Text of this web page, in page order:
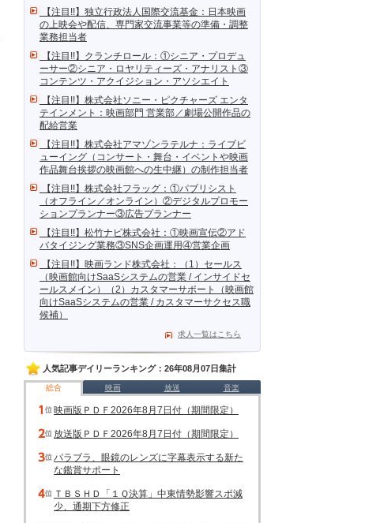
【注目!!】独立行政法人国際交流基金：日本映画
の上映会や配信、専門家交流事業等の準備・調整
業務担当者
【注目!!】クランチロール：①シニア・プロデュ
ーサー②シニア・ロヤリティーズ・アナリスト③
コンテンツ・アクイジション・アソシエイト
【注目!!】株式会社ソニー・ピクチャーズ エンタ
テインメント：映画部門 営業部／劇場公開作品の
配給営業
【注目!!】株式会社アマゾンラテルナ：ライブビ
ューイング（コンサート・舞台・イベントや映画
作品舞台挨拶の映画館への生中継）の制作担当者
【注目!!】株式会社フラッグ：①パブリシスト
（オフライン／オンライン）②デジタルプロモー
ションプランナー③広告プランナー
【注目!!】松竹ナビ株式会社：①映画宣伝②アド
バタイジング業務③SNS企画運用④営業企画
【注目!!】映画ランド株式会社：（1）セールス
（映画館向けSaaSシステムの営業 / インサイドセ
ールスメイン）（2）カスタマーサポート（映画館
向けSaaSシステムの営業 / カスタマーサクセス職
候補）
求人一覧はこちら
人気記事デイリーランキング：26年08月07日集計
総合 映画 放送 音楽
映画版ＰＤＦ2026年8月7日付（期間限定）
放送版ＰＤＦ2026年8月7日付（期間限定）
パラブラ、眼鏡のレンズに字幕表示する新た
な鑑賞サポート
ＴＢＳＨＤ「１Ｑ決算」中東情勢影響スポ減
少、通期下方修正